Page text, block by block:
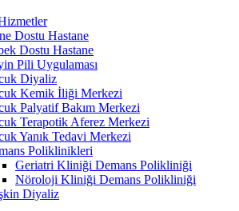
Dostu Hastane
Dostu Hastane
Pili Uygulaması
Diyaliz
Kemik İliği Merkezi
Palyatif Bakım Merkezi
Terapotik Aferez Merkezi
Yanık Tedavi Merkezi
Poliklinikleri
Geriatri Kliniği Demans Polikliniği
Nöroloji Kliniği Demans Polikliniği
Diyaliz